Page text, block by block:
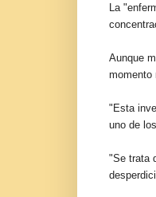
La
Aunque
momento
"Esta
uno de
"Se trata